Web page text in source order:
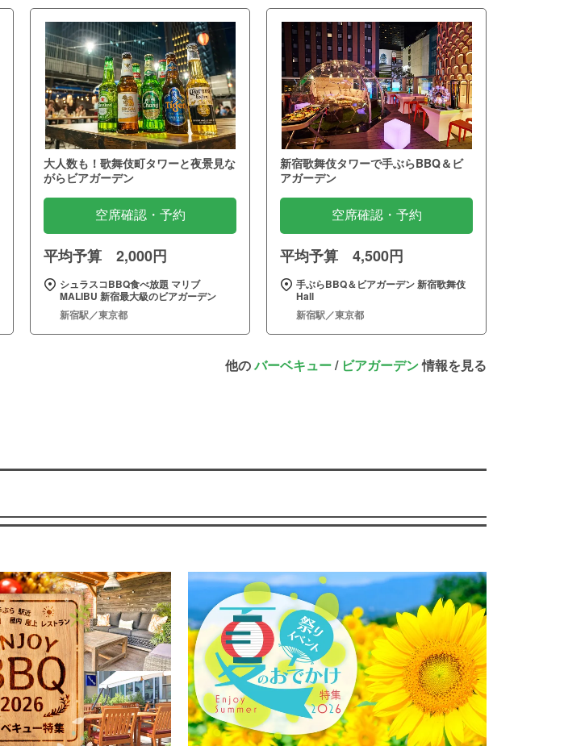
大人数も！歌舞伎町タワーと夜景見な
がらビアガーデン
空席確認・予約
平均予算 2,000円
シュラスコBBQ食べ放題 マリブ
MALIBU 新宿最大級のビアガーデン
新宿駅／東京都
新宿歌舞伎タワーで手ぶらBBQ＆ビ
アガーデン
空席確認・予約
平均予算 4,500円
手ぶらBBQ＆ビアガーデン 新宿歌舞伎
Hall
新宿駅／東京都
他のバーベキュー/ ビアガーデン情報を見る